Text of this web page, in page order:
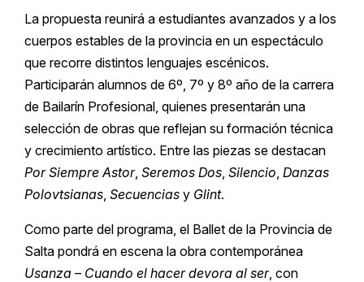
La propuesta reunirá a estudiantes avanzados y a los
cuerpos estables de la provincia en un espectáculo
que recorre distintos lenguajes escénicos.
Participarán alumnos de 6º, 7º y 8º año de la carrera
de Bailarín Profesional, quienes presentarán una
selección de obras que reflejan su formación técnica
y crecimiento artístico. Entre las piezas se destacan
Por Siempre Astor, Seremos Dos, Silencio, Danzas
Polovtsianas, Secuencias y Glint.
Como parte del programa, el Ballet de la Provincia de
Salta pondrá en escena la obra contemporánea
Usanza – Cuando el hacer devora al ser, con